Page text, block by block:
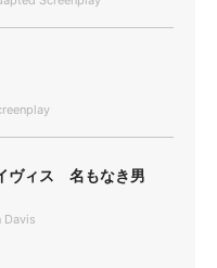
ヴィス 名もなき男
Davis